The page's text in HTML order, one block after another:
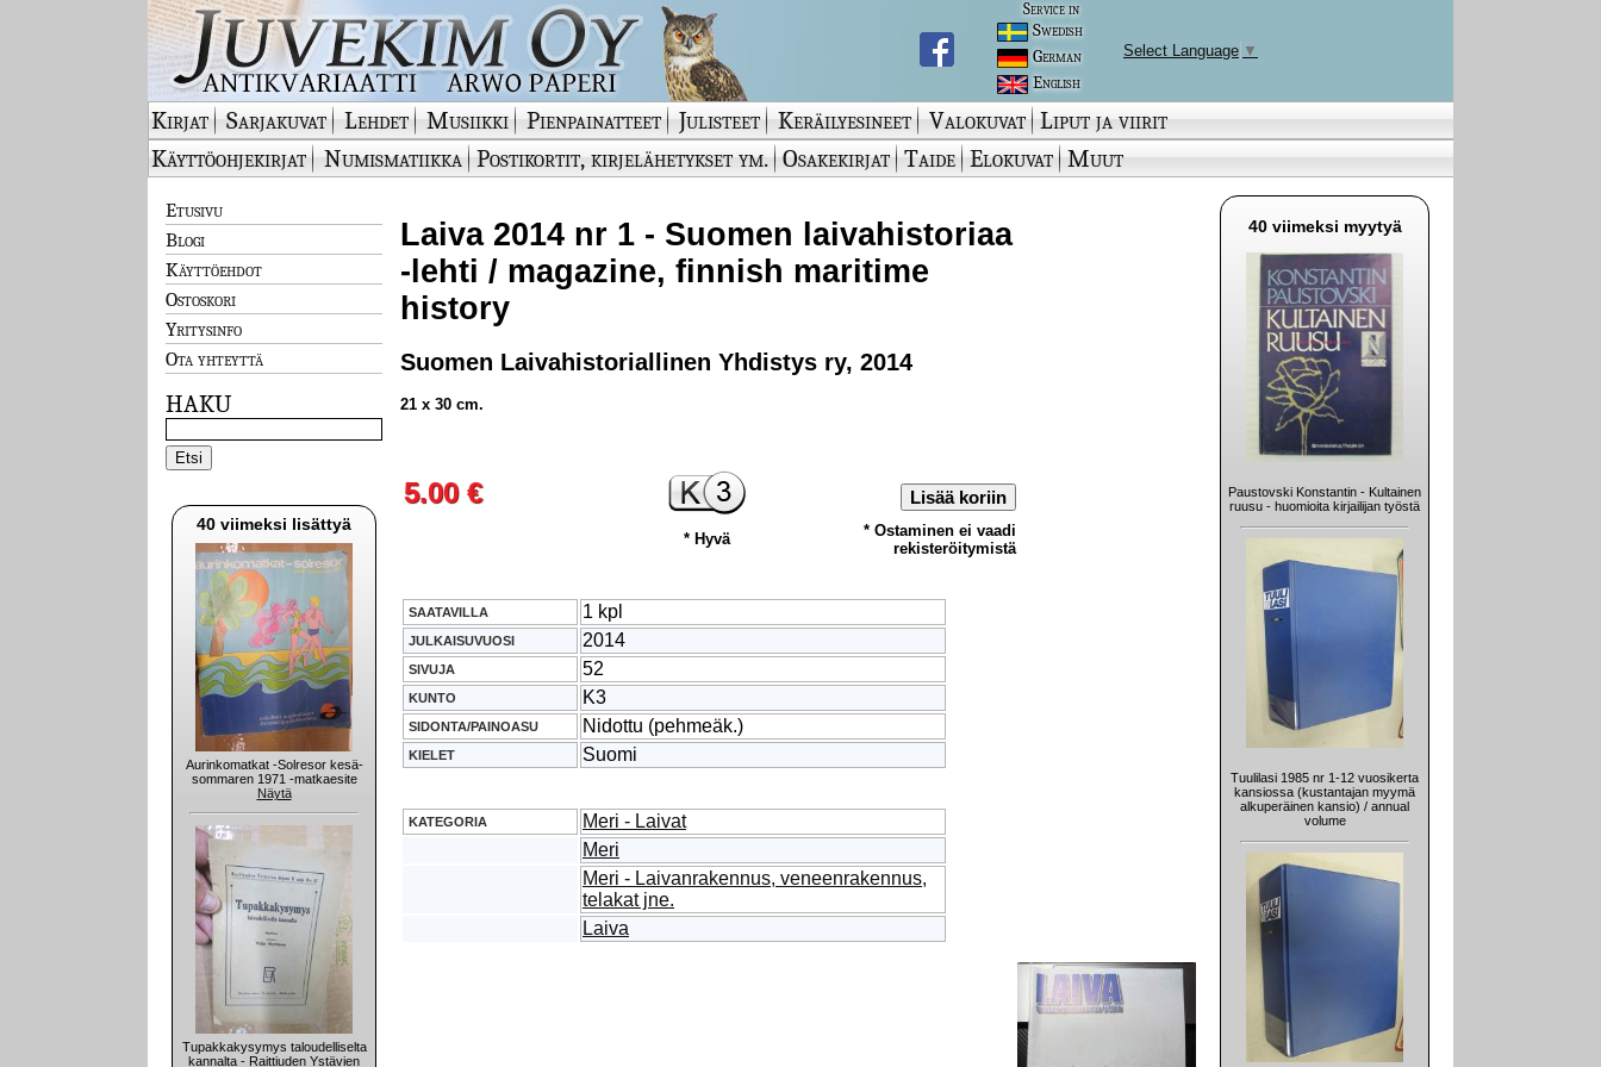
Service in
Swedish
German
English
Select Language ▼
Kirjat Sarjakuvat Lehdet Musiikki Pienpainatteet Julisteet Keräilyesineet Valokuvat Liput ja viirit
Käyttöohjekirjat
Numismatiikka Postikortit, kirjelähetykset ym. Osakekirjat Taide Elokuvat Muut
Etusivu
Blogi
Käyttöehdot
Ostoskori
Yritysinfo
Ota yhteyttä
HAKU
40 viimeksi lisättyä
Aurinkomatkat -Solresor kesä-
sommaren 1971 -matkaesite
Näytä
Tupakkakysymys taloudelliselta
kannalta - Raittiuden Ystävien
Laiva 2014 nr 1 - Suomen laivahistoriaa
-lehti / magazine, finnish maritime
history
Suomen Laivahistoriallinen Yhdistys ry, 2014
21 x 30 cm.
5.00 € Lisää koriin
* Hyvä
* Ostaminen ei vaadi
rekisteröitymistä
SAATAVILLA 1 kpl
JULKAISUVUOSI 2014
SIVUJA 52
KUNTO K3
SIDONTA/PAINOASU Nidottu (pehmeäk.)
KIELET Suomi
KATEGORIA
Meri - Laivat
Meri
Meri - Laivanrakennus, veneenrakennus,
telakat jne.
Laiva
40 viimeksi myytyä
Paustovski Konstantin - Kultainen
ruusu - huomioita kirjailijan työstä
Tuulilasi 1985 nr 1-12 vuosikerta
kansiossa (kustantajan myymä
alkuperäinen kansio) / annual
volume